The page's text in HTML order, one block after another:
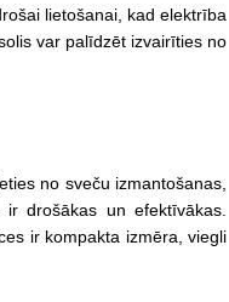
lietošanai, kad elektrība
var palīdzēt izvairīties no
no sveču izmantošanas,
drošākas un efektīvākas.
ir kompakta izmēra, viegli